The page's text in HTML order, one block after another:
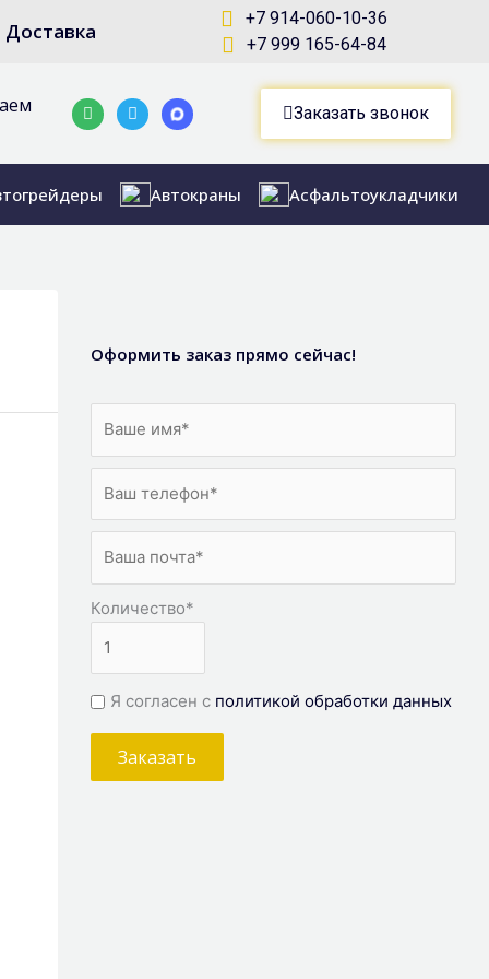
Доставка
+7 914-060-10-36
+7 999 165-64-84
WhatsappTelegram-
plane Заказать звонок
Автокраны Асфальтоукладчики
Оформить заказ прямо сейчас!
Количество*
Я согласен с политикой обработки данных
Заказать